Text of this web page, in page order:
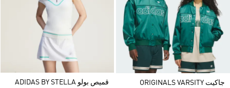
جاكيت ORIGINALS VARSITY
قميص بولو ADIDAS BY STELLA